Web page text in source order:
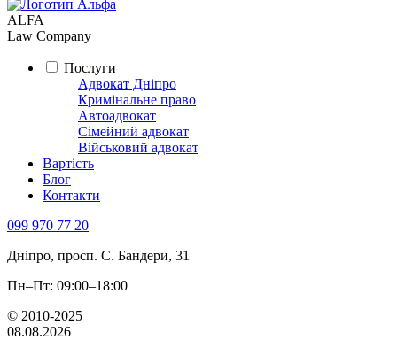
ALFA
Law Company
Послуги
Адвокат Дніпро
Кримінальне право
Автоадвокат
Сімейний адвокат
Військовий адвокат
Вартість
Блог
Контакти
099 970 77 20
Дніпро, просп. С. Бандери, 31
Пн–Пт: 09:00–18:00
© 2010-2025
08.08.2026